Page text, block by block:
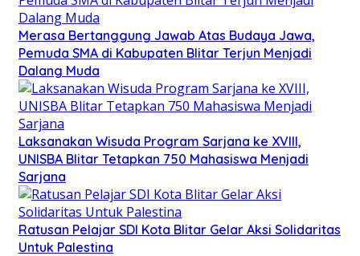
Merasa Bertanggung Jawab Atas Budaya Jawa,
Pemuda SMA di Kabupaten Blitar Terjun Menjadi
Dalang Muda
Laksanakan Wisuda Program Sarjana ke XVIII,
UNISBA Blitar Tetapkan 750 Mahasiswa Menjadi
Sarjana
Ratusan Pelajar SDI Kota Blitar Gelar Aksi Solidaritas
Untuk Palestina